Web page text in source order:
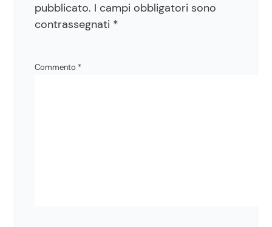
pubblicato. I campi obbligatori sono
contrassegnati *
Commento *